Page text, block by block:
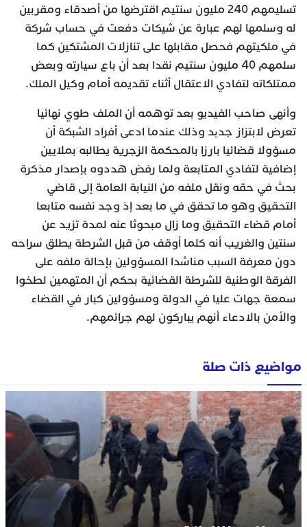
تسليمهم 240 مليون سنتيم اقترضها من أصدقاء ومقربين
له وسلمها لهم عبارة عن شيكات دفعت في حساب شركة
في ملكيتهم فحصل مقابلها على تنازلات المشتكين كما
سلمهم 40 مليون سنتيم نقدا بعد أن باع سيارته وبعض
ممتلكاته لتفادي الاعتقال أثناء تقديمه أمام وكيل الملك.
وأنهى صاحب الفيديو بعد توهمه أن الملف طوي نهائيا
تعرض لابتزاز جدید وذلك عندما ادعى أفراد الشبكة أن
مسؤولا قضائيا بارزا بالمحكمة الزجرية يطالبه بملايين
إضافية لتفادي المتابعة ولما رفض هددوه بإصدار مذكرة
بحث في حقه ونقل ملفه من النيابة العامة إلى قاضي
التحقيق وهو ما تحقق في ما بعد إذ وجد نفسه متابعا
أمام قضاء التحقيق وما زال مبحوثا عنه لمدة تزيد عن
سنتين والغريب أنه كلما أوقف من قبل الشرطة يطلق سراحه
دون معرفة السبب مناشدا المسؤولين بإحالة ملفه على
الفرقة الوطنية للشرطة القضائية بحكم أن المتهمين لطخوا
سمعة جهات عليا في الدولة ومسؤولين كبار في القضاء
والأمن بالادعاء أنهم يباركون لهم جرائمهم.
مواضيع ذات صلة